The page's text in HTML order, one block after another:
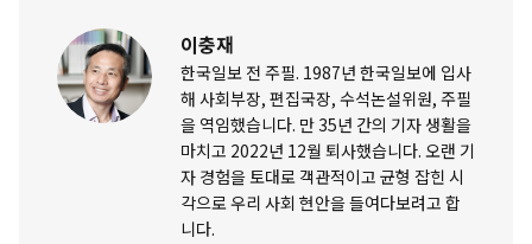
이충재
한국일보 전 주필. 1987년 한국일보에 입사
해 사회부장, 편집국장, 수석논설위원, 주필
을 역임했습니다. 만 35년 간의 기자 생활을
마치고 2022년 12월 퇴사했습니다. 오랜 기
자 경험을 토대로 객관적이고 균형 잡힌 시
각으로 우리 사회 현안을 들여다보려고 합
니다.